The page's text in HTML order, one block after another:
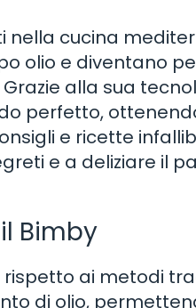
nella cucina
olio e diventano
alla sua
perfetto,
e ricette
e a deliziare il
Bimby
ai metodi
di olio,